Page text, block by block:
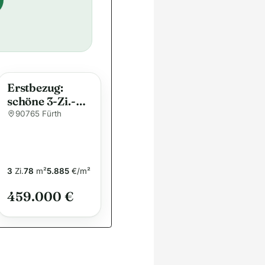
Erstbezug:
schöne 3-Zi.-
Whg. im 1.OG
Wärmepumpe,
Fenster, u.v.m.
90765 Fürth
3 Zi.78 m²5.885 €/m²
459.000 €